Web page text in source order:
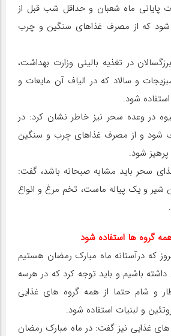
پایانی ماه شعبان و حداقل شب قبل از
شود که از مصرف غذاهای سنگین و چرب
در تغذیه بالینی وزارت بهداشت،
و سالاد که در الیاف آن مایعات و
شود.
در وعده سحر نیز خاطر نشان کرد: در
شود و از مصرف غذاهای چرب و سنگین
شود.
سحر باید مشابه صبحانه باشد، گفت:
شیر و یک پیاله ماست، تخم مرغ و انواع
گروه ها استفاده شود
که درآستانه ماه مبارک رمضان هستیم
داشته باشیم و باید توجه کرد که در هرسه
و شام حتما از همه گروه های غذایی
و لبنیات استفاده شود.
غذایی نیز گفت: در ماه مبارک رمضان